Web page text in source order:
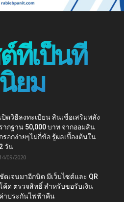
ที่เป็นที่
นิยม
เปิดวิธีลงทะเบียน สินเชื่อเสริมพลัง
รากฐาน 50,000 บาท จากออมสิน
กรอกง่ายๆไม่กี่ข้อ รู้ผลเบื้องต้นใน
2 วัน
14/09/2020
ชัดเจนมาอีกนิด มีเว็บไซต์และ QR
ค้ด ตรวจสิทธิ์ สำหรับขอรับเงิน
ค่าประกันไฟฟ้าคืน